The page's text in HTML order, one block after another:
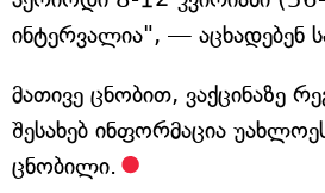
ინტერვალია", — აცხადებენ
მათივე ცნობით, ვაქცინაზე
შესახებ ინფორმაცია
ცნობილი.